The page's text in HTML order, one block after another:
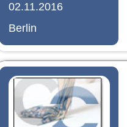
02.11.2016
Berlin